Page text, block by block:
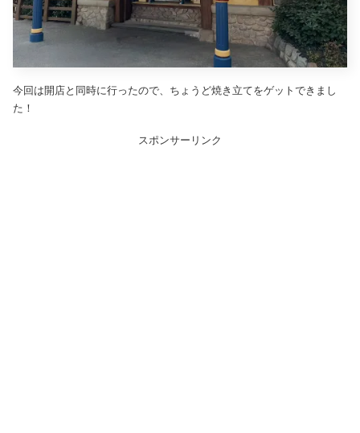
今回は開店と同時に行ったので、ちょうど焼き立てをゲットできまし
た！
スポンサーリンク